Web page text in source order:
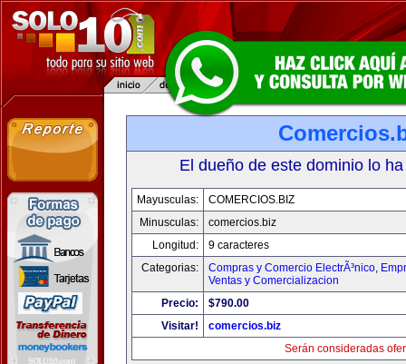
El dueño de este dominio lo
Mayusculas:
COMERCIOS.BIZ
Minusculas:
comercios.biz
Longitud:
9 caracteres
Categorias:
Compras y Comercio ElectrÃ³nico,
Ventas y Comercializacion
Precio:
$790.00
Visitar!
comercios.biz
Serán consideradas